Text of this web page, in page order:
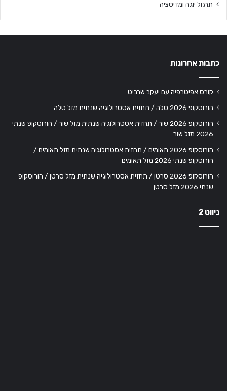
תרגול יוגה ומדיטציה
כתבות אחרונות
קורס אפיטרפיה עם יעקב שרביט
הורוסקופ 2026 טלה / תחזית אסטרולוגיה שנתית מזל טלה
הורוסקופ 2026 שור / תחזית אסטרולוגיה שנתית מזל שור / הורוסקופ שנתי
2026 מזל שור
הורוסקופ 2026 תאומים / תחזית אסטרולוגיה שנתית מזל תאומים /
הורוסקופ שנתי 2026 מזל תאומים
הורוסקופ 2026 סרטן / תחזית אסטרולוגיה שנתית מזל סרטן / הורוסקופ
שנתי 2026 מזל סרטן
ניווט 2